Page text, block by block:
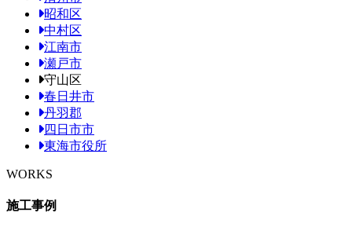
昭和区
中村区
江南市
瀬戸市
守山区
春日井市
丹羽郡
四日市市
東海市役所
WORKS
施工事例